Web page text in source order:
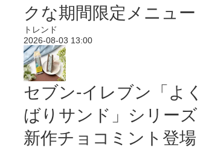
クな期間限定メニュー
トレンド
2026-08-03 13:00
セブン‐イレブン「よく
ばりサンド」シリーズ
新作チョコミント登場